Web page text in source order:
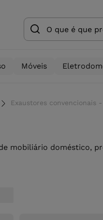
Móveis
Exaustores convencionais
mobiliário doméstico,